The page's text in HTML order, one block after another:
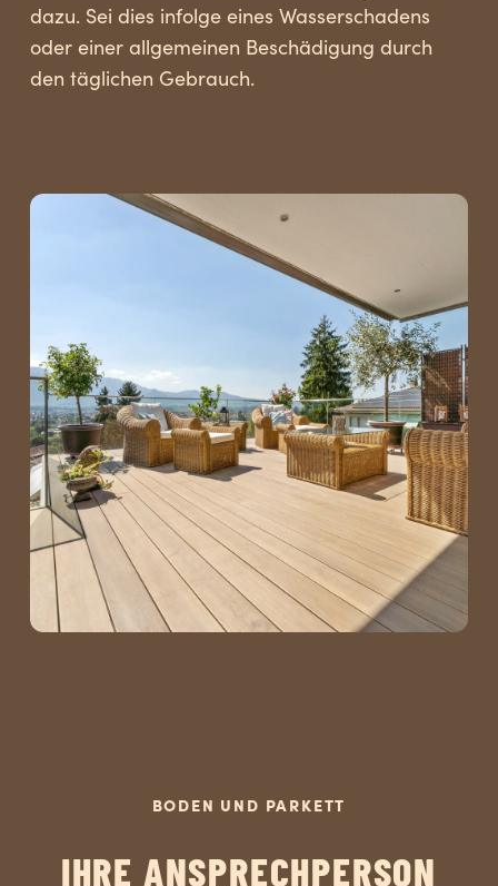
dazu. Sei dies infolge eines Wasserschadens
oder einer allgemeinen Beschädigung durch
den täglichen Gebrauch.
BODEN UND PARKETT
IHRE ANSPRECHPERSON